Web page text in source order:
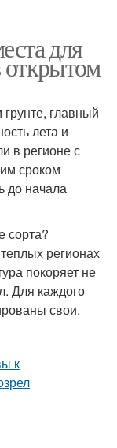
для
главный
лета и
в регионе с
сроком
до начала
сорта?
регионах
покоряет не
Для каждого
свои.